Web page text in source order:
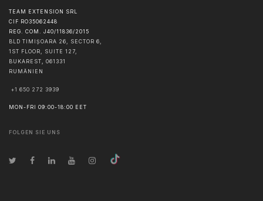
TEAM EXTENSION SRL
CIF RO35062448
REG. COM. J40/11836/2015
BLD TIMIȘOARA 26, SECTOR 6,
1ST FLOOR, SUITE 127,
BUKAREST, 061331
RUMÄNIEN
+1 650 272 3939
MON-FRI 09:00-18:00 EET
FOLGEN SIE UNS